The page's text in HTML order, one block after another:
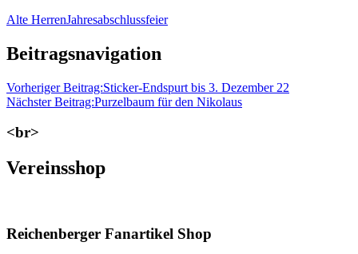
Alte HerrenJahresabschlussfeier
Beitragsnavigation
Vorheriger Beitrag:Sticker-Endspurt bis 3. Dezember 22
Nächster Beitrag:Purzelbaum für den Nikolaus
<br>
Vereinsshop
Reichenberger Fanartikel Shop